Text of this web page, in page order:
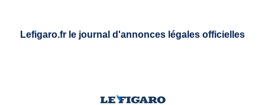
Lefigaro.fr le journal d'annonces légales officielles